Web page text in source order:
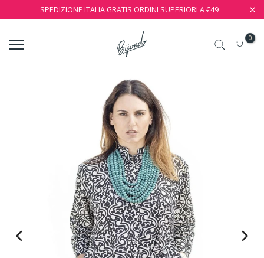
SPEDIZIONE ITALIA GRATIS ORDINI SUPERIORI A €49
0